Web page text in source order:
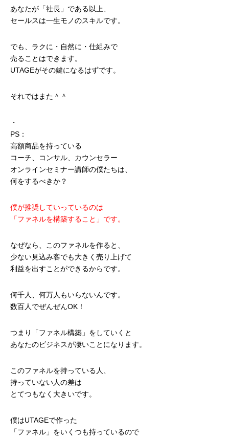
あなたが「社長」である以上、
セールスは一生モノのスキルです。
でも、ラクに・自然に・仕組みで
売ることはできます。
UTAGEがその鍵になるはずです。
それではまた＾＾
・
PS：
高額商品を持っている
コーチ、コンサル、カウンセラー
オンラインセミナー講師の僕たちは、
何をするべきか？
僕が推奨していっているのは
「ファネルを構築すること」です。
なぜなら、このファネルを作ると、
少ない見込み客でも大きく売り上げて
利益を出すことができるからです。
何千人、何万人もいらないんです。
数百人でぜんぜんOK！
つまり「ファネル構築」をしていくと
あなたのビジネスが凄いことになります。
このファネルを持っている人、
持っていない人の差は
とてつもなく大きいです。
僕はUTAGEで作った
「ファネル」をいくつも持っているので